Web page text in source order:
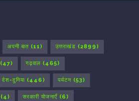
अपनी बात (11) उत्तराखंड (2899)
(47) गढ़वाल (465)
देश-दुनिया (446) पर्यटन (53)
(4) सरकारी योजनाएँ (6)